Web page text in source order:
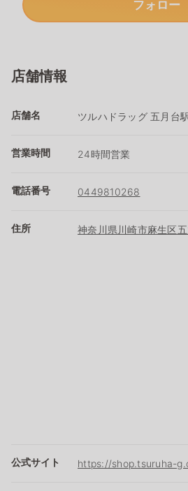
フォロー
店舗情報
店舗名 ツルハドラッグ 五月台
営業時間 24時間営業
電話番号 0449810268
住所 神奈川県川崎市麻生区
公式サイト https://shop.tsuruha-